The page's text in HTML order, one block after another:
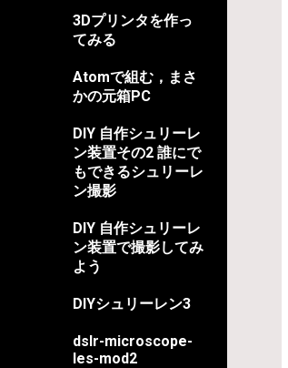
3Dプリンタを作っ
てみる
Atomで組む，まさ
かの元箱PC
DIY 自作シュリーレ
ン装置その2 誰にで
もできるシュリーレ
ン撮影
DIY 自作シュリーレ
ン装置で撮影してみ
よう
DIYシュリーレン3
dslr-microscope-
les-mod2